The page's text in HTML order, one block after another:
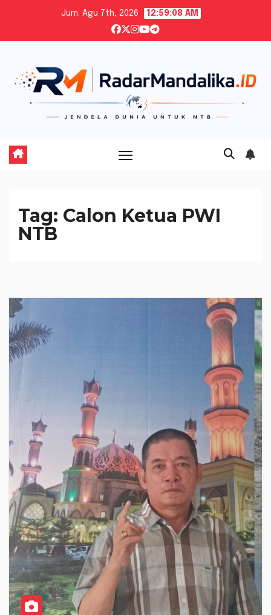
content
Jum. Agu 7th, 2026 12:59:09 AM
Tag: Calon Ketua PWI
NTB